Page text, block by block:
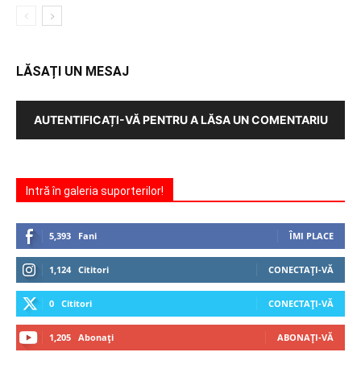
LĂSAȚI UN MESAJ
AUTENTIFICAȚI-VĂ PENTRU A LĂSA UN COMENTARIU
Intră în galeria suporterilor!
5,393 Fani ÎMI PLACE
1,124 Cititori CONECTAȚI-VĂ
0 Cititori CONECTAȚI-VĂ
1,205 Abonați ABONAȚI-VĂ